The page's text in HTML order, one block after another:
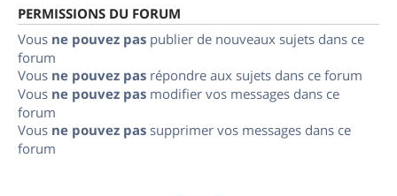
PERMISSIONS DU FORUM
Vous ne pouvez pas publier de nouveaux sujets dans ce
forum
Vous ne pouvez pas répondre aux sujets dans ce forum
Vous ne pouvez pas modifier vos messages dans ce
forum
Vous ne pouvez pas supprimer vos messages dans ce
forum